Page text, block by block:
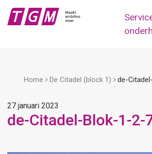
Home De Citadel (block 1) de-
27 januari 2023
de-Citadel-Blok-1-2-